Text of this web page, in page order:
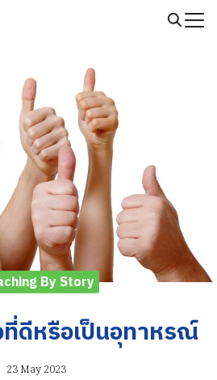
By Story
ที่ดีหรือเป็นอุทาหรณ์
23 May 2023